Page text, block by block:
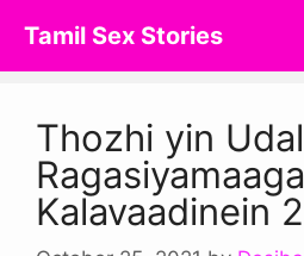
content
Tamil Sex Stories
Thozhi yin
Ragasiyamaaga
Kalavaadinein 2